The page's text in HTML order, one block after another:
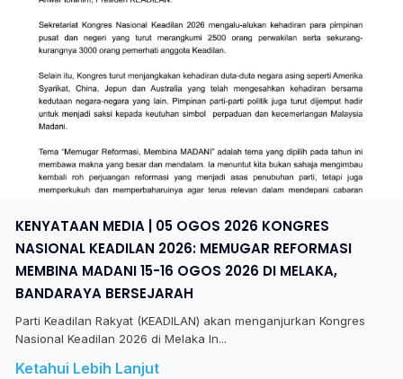
KENYATAAN MEDIA | 05 OGOS 2026 KONGRES
NASIONAL KEADILAN 2026: MEMUGAR REFORMASI
MEMBINA MADANI 15-16 OGOS 2026 DI MELAKA,
BANDARAYA BERSEJARAH
Parti Keadilan Rakyat (KEADILAN) akan menganjurkan Kongres
Nasional Keadilan 2026 di Melaka In...
Ketahui Lebih Lanjut